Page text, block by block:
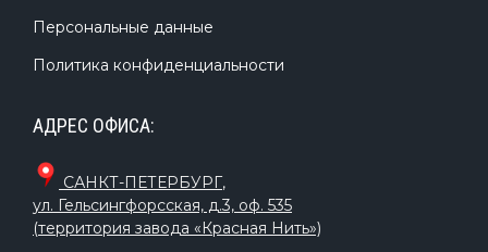
Персональные данные
Политика конфиденциальности
АДРЕС ОФИСА:
САНКТ-ПЕТЕРБУРГ,
ул. Гельсингфорсская, д.3, оф. 535
(территория завода «Красная Нить»)